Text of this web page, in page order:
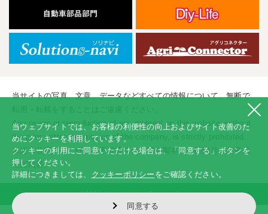
当サイトの写真、文章、データなどすべての情報について、無断で
Any usage or reproduction of any material on this website, without
the prior written permission of the company, is strictly prohibited.
未經本公司許可、任何人不得擅自使用或複製本網站的圖片、文章或
任何内容。
©2001 Yazaki Kako Corporation
当ウェブサイトでは、お客様の利便性の向上およびサイト改善のた
めにクッキーを利用しています。
クッキーの利用にご同意いただける場合は、「同意する」ボタンを
押してください。
詳細につきましては、 クッキーポリシー をご確認ください。
同意する